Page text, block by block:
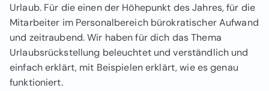
Urlaub. Für die einen der Höhepunkt des Jahres, für die
Mitarbeiter im Personalbereich bürokratischer Aufwand
und zeitraubend. Wir haben für dich das Thema
Urlaubsrückstellung beleuchtet und verständlich und
einfach erklärt, mit Beispielen erklärt, wie es genau
funktioniert.